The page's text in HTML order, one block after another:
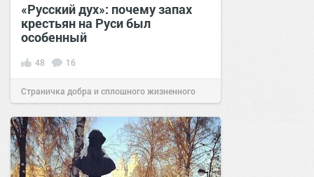
«Русский дух»: почему запах
крестьян на Руси был
особенный
48 16
Страничка добра и сплошного жизненного
позитива!09:5930 сен 2021